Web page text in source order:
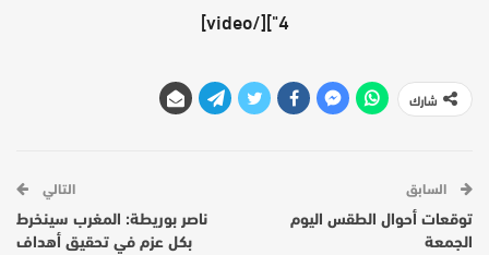
4"][/video]
شارك
السابق
توقعات أحوال الطقس اليوم
الجمعة
التالي
ناصر بوريطة: المغرب سينخرط
بكل عزم في تحقيق أهداف